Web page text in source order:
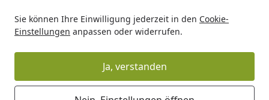
Sie können Ihre Einwilligung jederzeit in den Cookie-
Einstellungen anpassen oder widerrufen.
Ja, verstanden